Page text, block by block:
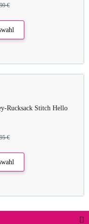
€
Rucksack Stitch Hello
€